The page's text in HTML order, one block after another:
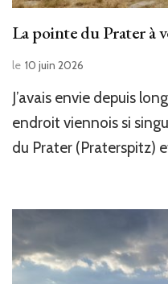
La pointe du Prater à
le 10 juin 2026
J’avais envie depuis
endroit viennois si
du Prater (Praterspitz)